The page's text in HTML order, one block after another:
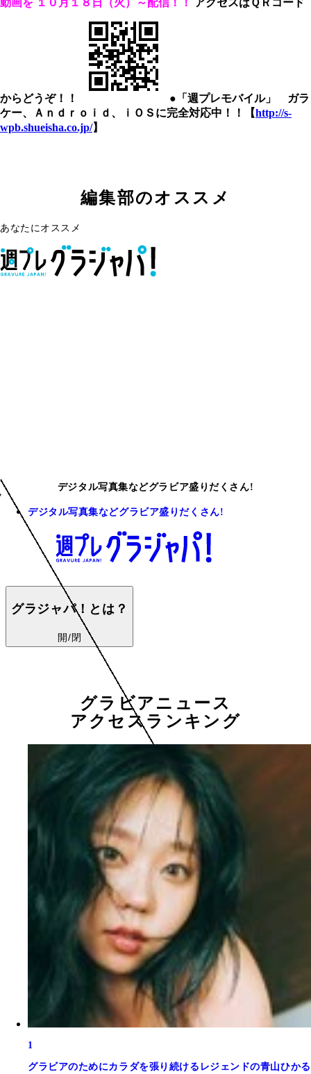
動画を １０月１８日（火）～配信！！ アクセスはＱＲコード
からどうぞ！！
●「週プレモバイル」 ガラ
ケー、Ａｎｄｒｏｉｄ、ｉＯＳに完全対応中！！【http://s-
wpb.shueisha.co.jp/】
編集部のオススメ
あなたにオススメ
デジタル写真集などグラビア盛りだくさん!
デジタル写真集などグラビア盛りだくさん!
グラジャパ！とは？
開/閉
グラビアニュース
アクセスランキング
1
グラビアのためにカラダを張り続けるレジェンドの青山ひかる